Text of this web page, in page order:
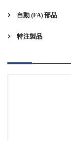
自動 (FA) 部品
特注製品